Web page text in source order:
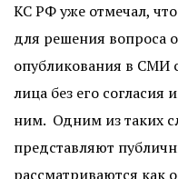
КС РФ уже отмечал,
для решения вопроса
опубликования в СМИ
лица без его
ним. Одним из таких
представляют
рассматриваются как